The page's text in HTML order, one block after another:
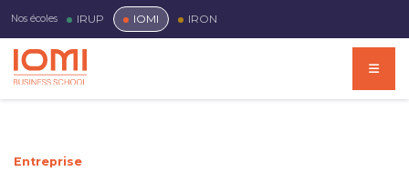
Nos écoles IRUP IOMI IRON
Entreprise